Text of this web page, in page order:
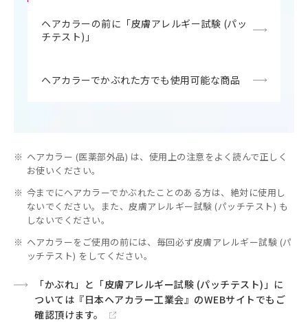
ヘアカラーの前に「皮膚アレルギー試験 (パッ
チテスト)」
ヘアカラーでかぶれた方でも使用可能な商品
※ ヘアカラー (医薬部外品) は、使用上の注意をよく読んで正しく
お使いください。
※ 今までにヘアカラーでかぶれたことのある方は、絶対に使用し
ないでください。また、皮膚アレルギー試験 (パッチテスト) も
しないでください。
※ ヘアカラーをご使用の前には、毎回必ず皮膚アレルギー試験 (パ
ッチテスト) をしてください。
「かぶれ」と「皮膚アレルギー試験 (パッチテスト)」に
ついては『日本ヘアカラー工業会』のWEBサイトでもご
確認頂けます。